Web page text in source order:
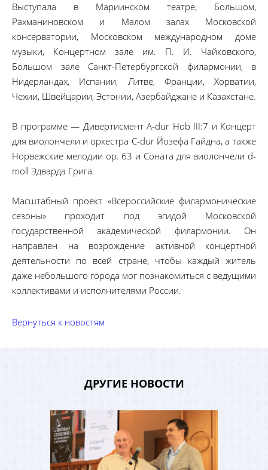
Выступала в Мариинском театре, Большом,
Рахманиновском и Малом залах Московской
консерватории, Московском международном доме
музыки, Концертном зале им. П. И. Чайковского,
Большом зале Санкт-Петербургской филармонии, в
Нидерландах, Испании, Литве, Франции, Хорватии,
Чехии, Швейцарии, Эстонии, Азербайджане и Казахстане.
В программе — Дивертисмент A-dur Hob III:7 и Концерт
для виолончели и оркестра C-dur Йозефа Гайдна, а также
Норвежские мелодии ор. 63 и Соната для виолончели d-
moll Эдварда Грига.
Масштабный проект «Всероссийские филармонические
сезоны» проходит под эгидой Московской
государственной академической филармонии. Он
направлен на возрождение активной концертной
деятельности по всей стране, чтобы каждый житель
даже небольшого города мог познакомиться с ведущими
коллективами и исполнителями России.
Вернуться к новостям
ДРУГИЕ НОВОСТИ